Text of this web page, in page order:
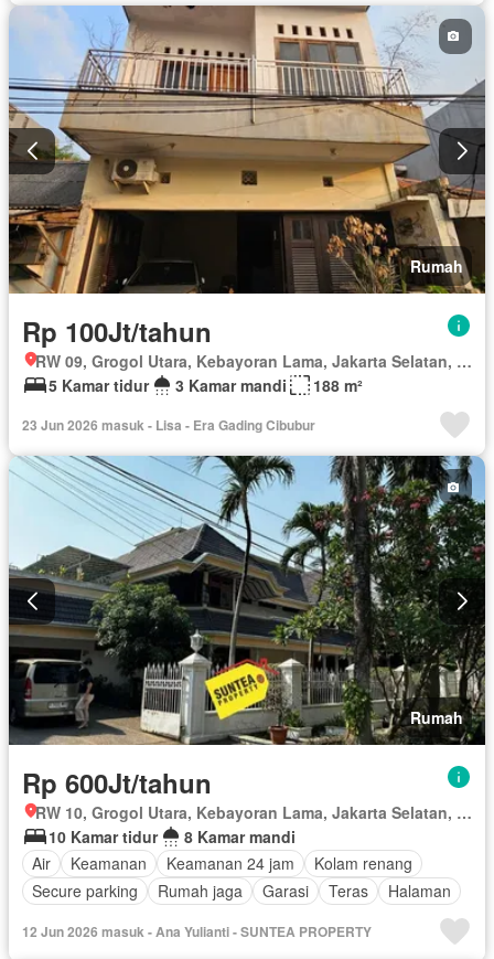
Rumah
Rp 100Jt/tahun
RW 09, Grogol Utara, Kebayoran Lama, Jakarta Selatan, Daerah Khusus Ibukota Jakarta
5 Kamar tidur
3 Kamar mandi 188 m²
23 Jun 2026 masuk - Lisa - Era Gading Cibubur
Rumah
Rp 600Jt/tahun
RW 10, Grogol Utara, Kebayoran Lama, Jakarta Selatan, Daerah Khusus Ibukota Jakarta
10 Kamar tidur
8 Kamar mandi
Air
Keamanan Keamanan 24 jam
Kolam renang
Secure parking
Rumah jaga Garasi Teras Halaman
12 Jun 2026 masuk - Ana Yulianti - SUNTEA PROPERTY